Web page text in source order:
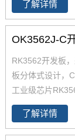
大，可通过
介了解了rk3588
芯片性能参数，
588原理图、使
记等，为便于客
参考，rk3588开
护设计，像静电
等，产品稳定可
了解详情
OK3562J-C
RK3562开发板
板分体式设计，
工业级芯片
562J是瑞芯微专
消费类电子设备
能、低功耗国产
了解详情